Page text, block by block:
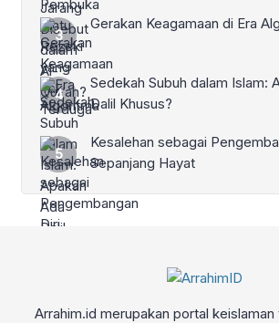
Gerakan Keagamaan di Era
Sedekah Subuh dalam Islam:
Dalil Khusus?
Kesalehan sebagai
Sepanjang Hayat
Arrahim.id merupakan portal keislaman